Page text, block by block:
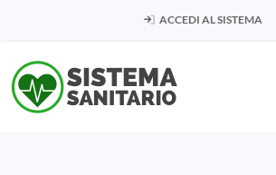
ACCEDI AL SISTEMA